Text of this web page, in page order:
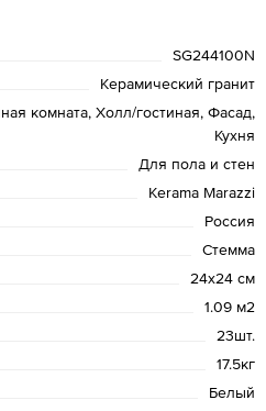
SG244100N
Керамический гранит
комната, Холл/гостиная, Фасад,
Кухня
Для пола и стен
Kerama Marazzi
Россия
Стемма
24х24 см
1.09 м2
23шт.
17.5кг
Белый